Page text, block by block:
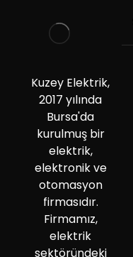
Kuzey Elektrik,
2017 yılında
Bursa'da
kurulmuş bir
elektrik,
elektronik ve
otomasyon
firmasıdır.
Firmamız,
elektrik
sektöründeki